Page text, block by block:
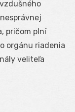
pričom plní
orgánu riadenia
veliteľa